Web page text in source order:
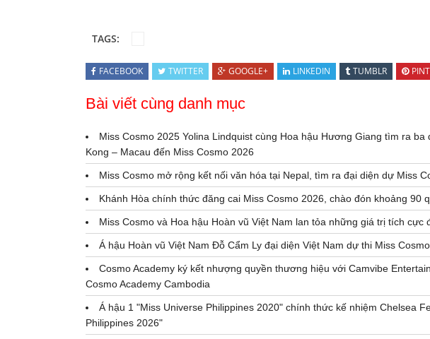
TAGS:
FACEBOOK TWITTER GOOGLE+ LINKEDIN TUMBLR
Bài viết cùng danh mục
Miss Cosmo 2025 Yolina Lindquist cùng Hoa hậu Hương Giang tìm ra ba
Kong – Macau đến Miss Cosmo 2026
Miss Cosmo mở rộng kết nối văn hóa tại Nepal, tìm ra đại diện dự Miss
Khánh Hòa chính thức đăng cai Miss Cosmo 2026, chào đón khoảng 90
Miss Cosmo và Hoa hậu Hoàn vũ Việt Nam lan tỏa những giá trị tích cực
Á hậu Hoàn vũ Việt Nam Đỗ Cẩm Ly đại diện Việt Nam dự thi Miss
Cosmo Academy ký kết nhượng quyền thương hiệu với Camvibe
Cosmo Academy Cambodia
Á hậu 1 "Miss Universe Philippines 2020" chính thức kế nhiệm Chelsea
Philippines 2026"